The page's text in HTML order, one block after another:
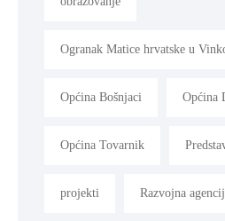
Ogranak Matice hrvatske u
Općina Bošnjaci Općina
Općina Tovarnik
projekti Razvojna